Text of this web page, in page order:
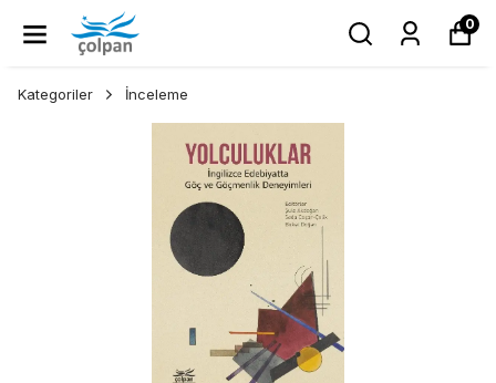
0
Kategoriler İnceleme